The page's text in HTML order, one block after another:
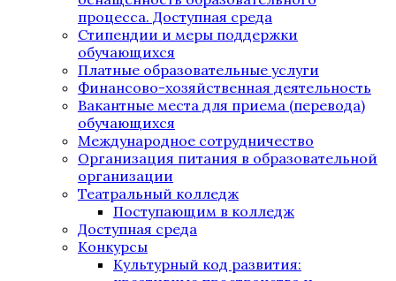
процесса. Доступная среда
Стипендии и меры поддержки
обучающихся
Платные образовательные услуги
Финансово-хозяйственная деятельность
Вакантные места для приема (перевода)
обучающихся
Международное сотрудничество
Организация питания в образовательной
организации
Театральный колледж
Поступающим в колледж
Доступная среда
Конкурсы
Культурный код развития: